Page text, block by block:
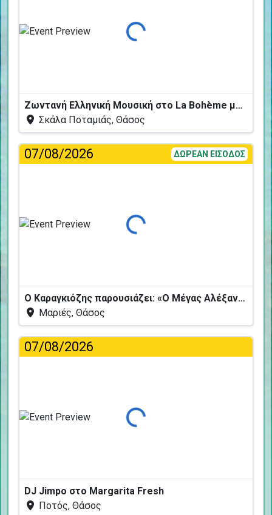
Φόρτωση...
Ζωντανή Ελληνική Μουσική στο La Bohème με τους BANDIRNTI
Σκάλα Ποταμιάς, Θάσος
07/08/2026 ΔΩΡΕΑΝ ΕΙΣΟΔΟΣ
Φόρτωση...
Ο Καραγκιόζης παρουσιάζει: «Ο Μέγας Αλέξανδρος και το Καταραμένο Φίδι»
Μαριές, Θάσος
07/08/2026
Φόρτωση...
DJ Jimpo στο Margarita Fresh
Ποτός, Θάσος